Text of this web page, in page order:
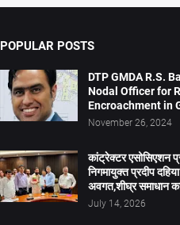
POPULAR POSTS
DTP GMDA R.S.
Nodal Officer for
Encroachment in
November 26, 2024
कांट्रेक्टर एसोसिएशन
निगमायुक्त प्रदीप
अवगत,शीघ्र समाधान
July 14, 2026